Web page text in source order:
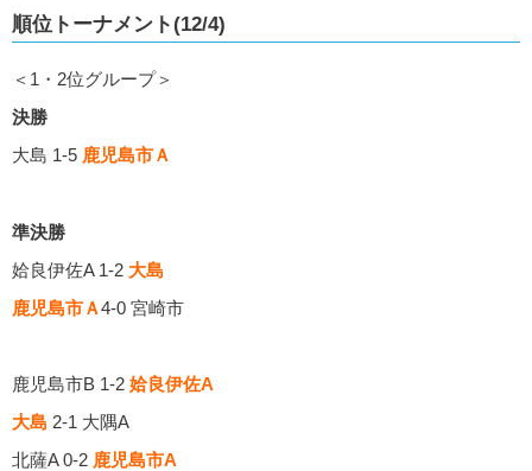
順位トーナメント(12/4)
＜1・2位グループ＞
決勝
大島 1-5 鹿児島市Ａ
準決勝
姶良伊佐A 1-2 大島
鹿児島市Ａ4-0 宮崎市
鹿児島市B 1-2 姶良伊佐A
大島 2-1 大隅A
北薩A 0-2 鹿児島市A